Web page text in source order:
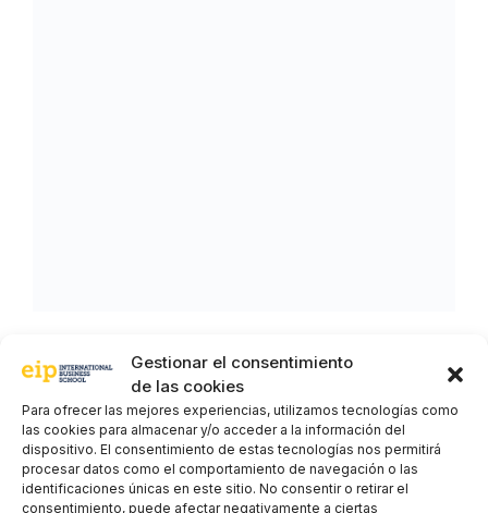
Gestionar el consentimiento
de las cookies
Para ofrecer las mejores experiencias, utilizamos tecnologías como
las cookies para almacenar y/o acceder a la información del
dispositivo. El consentimiento de estas tecnologías nos permitirá
procesar datos como el comportamiento de navegación o las
identificaciones únicas en este sitio. No consentir o retirar el
consentimiento, puede afectar negativamente a ciertas